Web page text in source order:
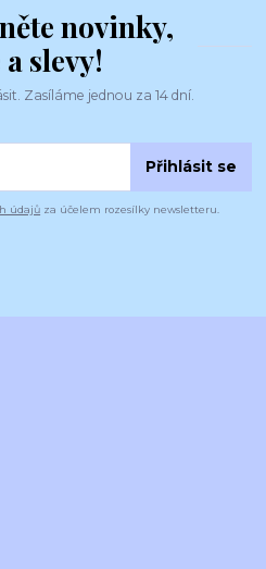
novinky,
a slevy!
Zasíláme jednou za 14 dní.
Přihlásit se
údajů za účelem rozesílky newsletteru.